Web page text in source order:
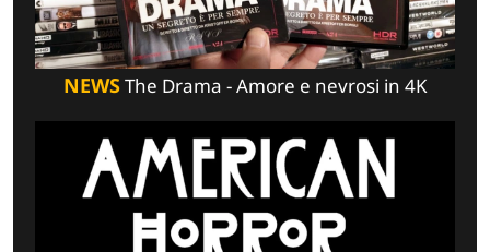
NEWSThe Drama - Amore e nevrosi in 4K